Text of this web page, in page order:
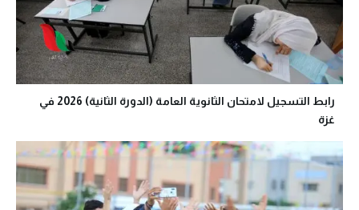
رابط التسجيل لامتحان الثانوية العامة (الدورة الثانية) 2026 في
غزة